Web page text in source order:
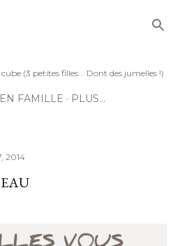
(3 petites filles... Dont des jumelles !)
FAMILLE PLUS…
2014